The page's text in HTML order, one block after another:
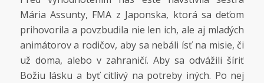
Mária Assunty, FMA z Japonska, ktorá sa deťom
prihovorila a povzbudila nie len ich, ale aj mladých
animátorov a rodičov, aby sa nebáli ísť na misie, či
už doma, alebo v zahraničí. Aby sa odvážili šíriť
Božiu lásku a byť citlivý na potreby iných. Po nej